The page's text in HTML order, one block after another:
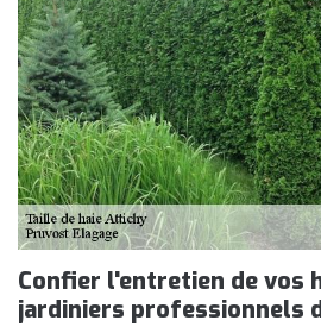
Confier l'entretien de vos
jardiniers professionnels